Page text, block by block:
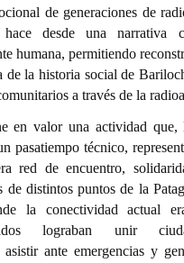
de Presidencia
de generaciones de
desde una narrativa
humana, permitiendo
de la historia social de
a través de la
en valor una actividad que,
pasatiempo técnico,
red de encuentro,
de distintos puntos de la
la conectividad actual
lograban unir
ante emergencias y